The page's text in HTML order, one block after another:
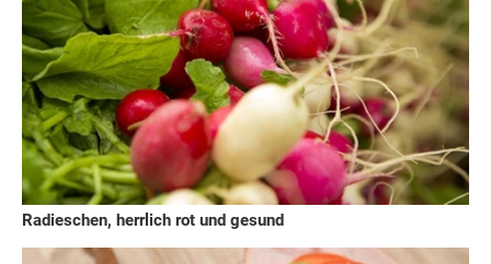
Radieschen, herrlich rot und gesund